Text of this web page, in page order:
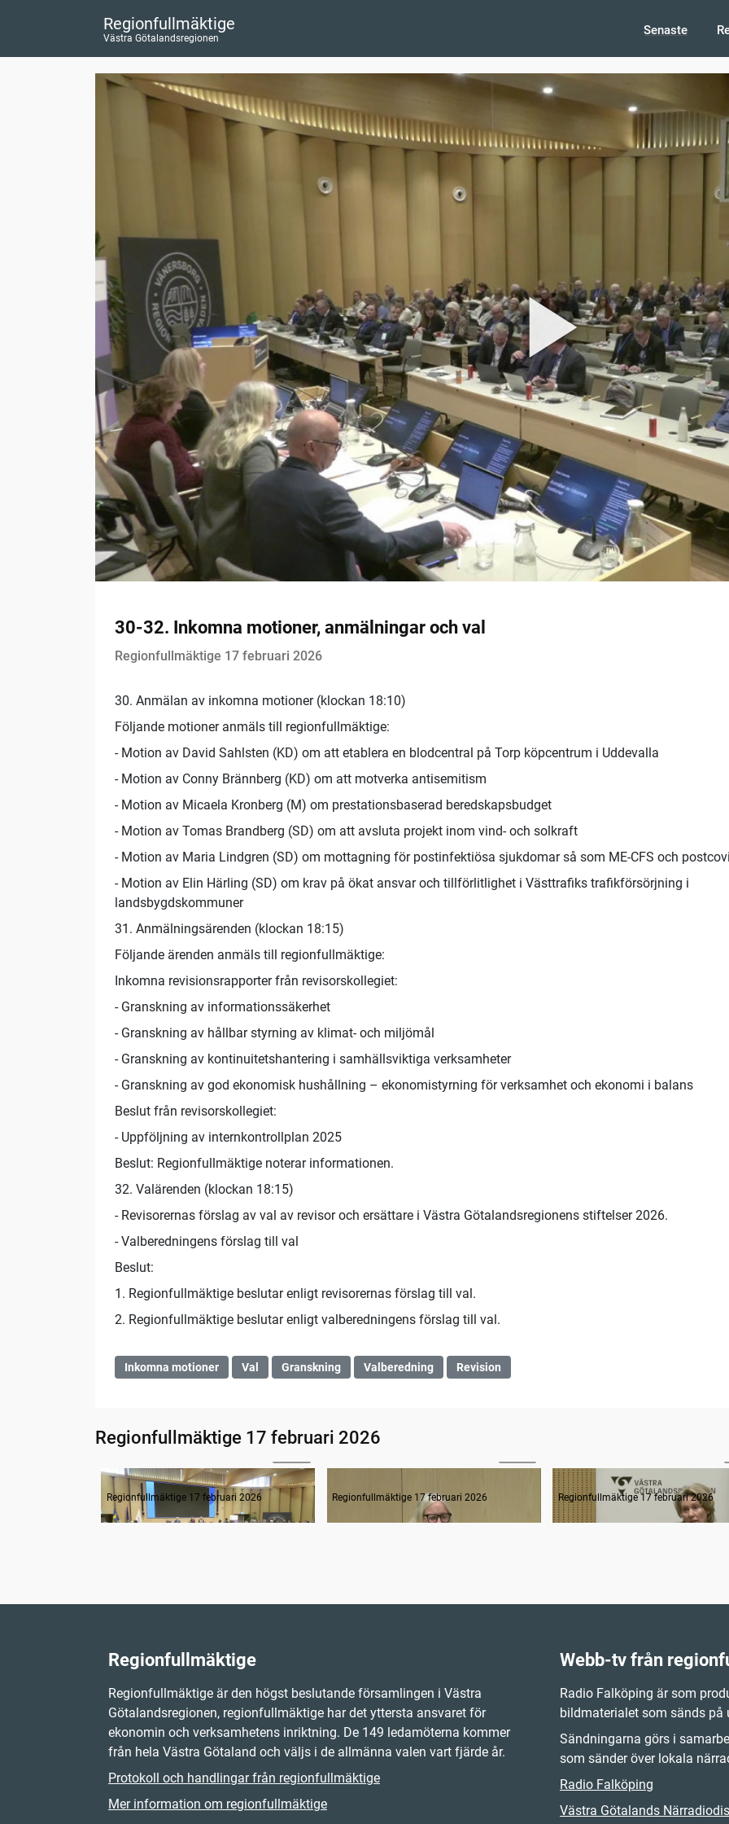
Regionfullmäktige
Västra Götalandsregionen
Senaste
30-32. Inkomna motioner, anmälningar och val
Regionfullmäktige 17 februari 2026
30. Anmälan av inkomna motioner (klockan 18:10)
Följande motioner anmäls till regionfullmäktige:
- Motion av David Sahlsten (KD) om att etablera en blodcentral på Torp köpcentrum i Uddevalla
- Motion av Conny Brännberg (KD) om att motverka antisemitism
- Motion av Micaela Kronberg (M) om prestationsbaserad beredskapsbudget
- Motion av Tomas Brandberg (SD) om att avsluta projekt inom vind- och solkraft
- Motion av Maria Lindgren (SD) om mottagning för postinfektiösa sjukdomar så som ME-CFS och
- Motion av Elin Härling (SD) om krav på ökat ansvar och tillförlitlighet i Västtrafiks trafikförsörjning i
landsbygdskommuner
31. Anmälningsärenden (klockan 18:15)
Följande ärenden anmäls till regionfullmäktige:
Inkomna revisionsrapporter från revisorskollegiet:
- Granskning av informationssäkerhet
- Granskning av hållbar styrning av klimat- och miljömål
- Granskning av kontinuitetshantering i samhällsviktiga verksamheter
- Granskning av god ekonomisk hushållning – ekonomistyrning för verksamhet och ekonomi i balans
Beslut från revisorskollegiet:
- Uppföljning av internkontrollplan 2025
Beslut: Regionfullmäktige noterar informationen.
32. Valärenden (klockan 18:15)
- Revisorernas förslag av val av revisor och ersättare i Västra Götalandsregionens stiftelser 2026.
- Valberedningens förslag till val
Beslut:
1. Regionfullmäktige beslutar enligt revisorernas förslag till val.
2. Regionfullmäktige beslutar enligt valberedningens förslag till val.
Inkomna motioner Val Granskning Valberedning Revision
Regionfullmäktige 17 februari 2026
Tyst minut för Monica Selin
Regionfullmäktige 17 februari 2026 Regionfullmäktige 17 februari 2026
2. Frågestund
Regionfullmäktige 17 februari 2026
Regionfullmäktige
Regionfullmäktige är den högst beslutande församlingen i Västra
Götalandsregionen, regionfullmäktige har det yttersta ansvaret för
ekonomin och verksamhetens inriktning. De 149 ledamöterna kommer
från hela Västra Götaland och väljs i de allmänna valen vart fjärde år.
Protokoll och handlingar från regionfullmäktige
Mer information om regionfullmäktige
Webb-tv från
Radio Falköping är som
bildmaterialet som sänds på
Sändningarna görs i
som sänder över lokala
Radio Falköping
Västra Götalands